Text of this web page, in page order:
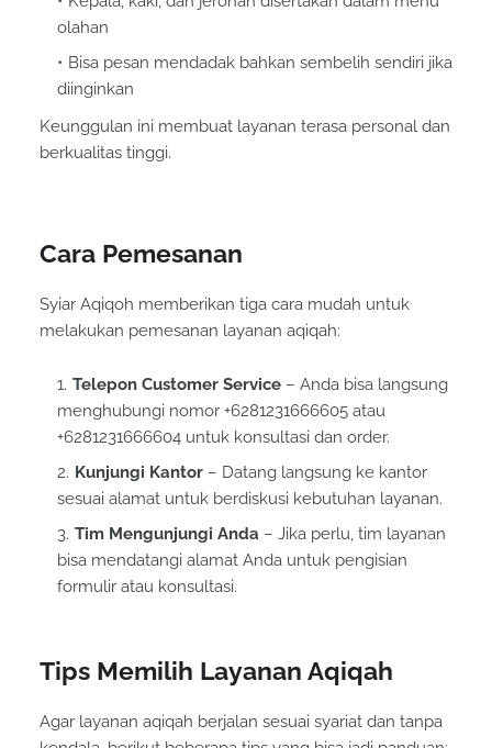
olahan
Bisa pesan mendadak bahkan sembelih sendiri jika
diinginkan
Keunggulan ini membuat layanan terasa personal dan
berkualitas tinggi.
Cara Pemesanan
Syiar Aqiqoh memberikan tiga cara mudah untuk
melakukan pemesanan layanan aqiqah:
Telepon Customer Service – Anda bisa langsung
menghubungi nomor +6281231666605 atau
+6281231666604 untuk konsultasi dan order.
Kunjungi Kantor – Datang langsung ke kantor
sesuai alamat untuk berdiskusi kebutuhan layanan.
Tim Mengunjungi Anda – Jika perlu, tim layanan
bisa mendatangi alamat Anda untuk pengisian
formulir atau konsultasi.
Tips Memilih Layanan Aqiqah
Agar layanan aqiqah berjalan sesuai syariat dan tanpa